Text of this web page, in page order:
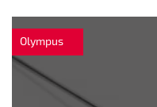
Olympus